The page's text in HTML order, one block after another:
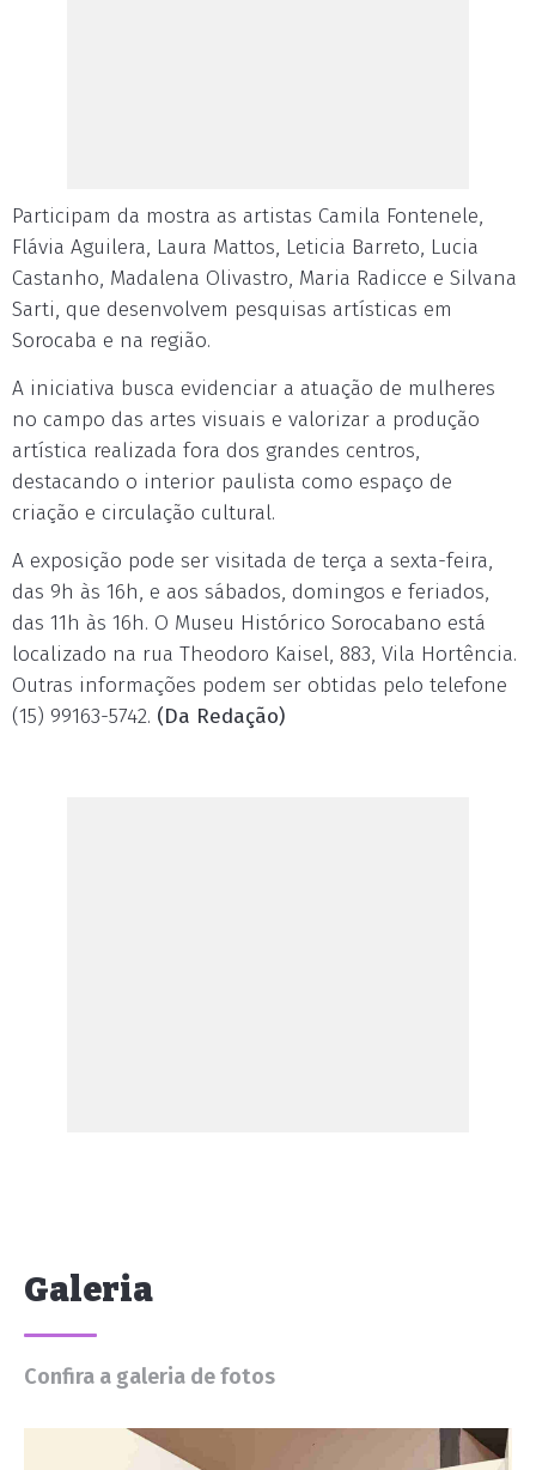
Participam da mostra as artistas Camila Fontenele,
Flávia Aguilera, Laura Mattos, Leticia Barreto, Lucia
Castanho, Madalena Olivastro, Maria Radicce e Silvana
Sarti, que desenvolvem pesquisas artísticas em
Sorocaba e na região.
A iniciativa busca evidenciar a atuação de mulheres
no campo das artes visuais e valorizar a produção
artística realizada fora dos grandes centros,
destacando o interior paulista como espaço de
criação e circulação cultural.
A exposição pode ser visitada de terça a sexta-feira,
das 9h às 16h, e aos sábados, domingos e feriados,
das 11h às 16h. O Museu Histórico Sorocabano está
localizado na rua Theodoro Kaisel, 883, Vila Hortência.
Outras informações podem ser obtidas pelo telefone
(15) 99163-5742. (Da Redação)
Galeria
Confira a galeria de fotos